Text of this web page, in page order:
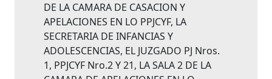
DE LA CAMARA DE CASACION Y
APELACIONES EN LO PPJCYF, LA
SECRETARIA DE INFANCIAS Y
ADOLESCENCIAS, EL JUZGADO PJ Nros.
1, PPJCYF Nro.2 Y 21, LA SALA 2 DE LA